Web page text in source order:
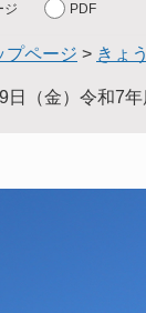
ジ PDF
プページ > きょ
日（金）令和7